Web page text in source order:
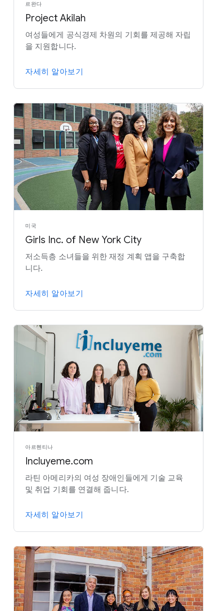
르완다
Project Akilah
여성들에게 공식경제 차원의 기회를 제공해 자립
을 지원합니다.
자세히 알아보기
미국
Girls Inc. of New York City
저소득층 소녀들을 위한 재정 계획 앱을 구축합
니다.
자세히 알아보기
아르헨티나
Incluyeme.com
라틴 아메리카의 여성 장애인들에게 기술 교육
및 취업 기회를 연결해 줍니다.
자세히 알아보기